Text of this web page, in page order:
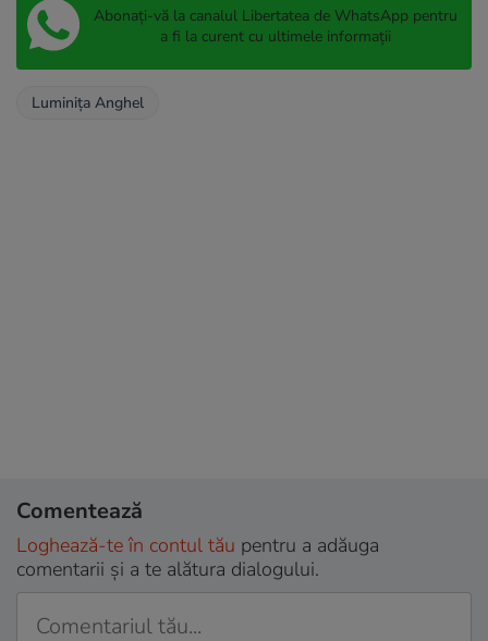
Abonați-vă la canalul Libertatea de WhatsApp pentru
a fi la curent cu ultimele informații
Luminița Anghel
Comentează
Loghează-te în contul tău pentru a adăuga
comentarii și a te alătura dialogului.